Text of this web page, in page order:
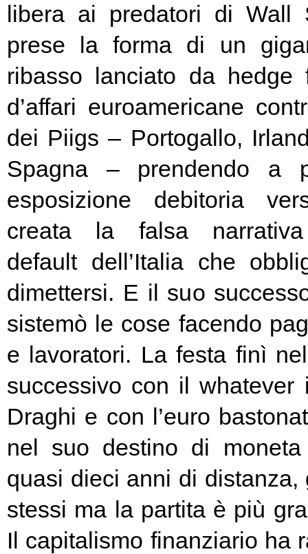
libera ai predatori di Wall
prese la forma di un
ribasso lanciato da hedge
d’affari euroamericane
dei Piigs – Portogallo,
Spagna – prendendo a
esposizione debitoria
creata la falsa narrativa
default dell’Italia che
dimettersi. E il suo
sistemò le cose facendo
e lavoratori. La festa finì
successivo con il whatever
Draghi e con l’euro
nel suo destino di
quasi dieci anni di
stessi ma la partita è più
Il capitalismo finanziario ha